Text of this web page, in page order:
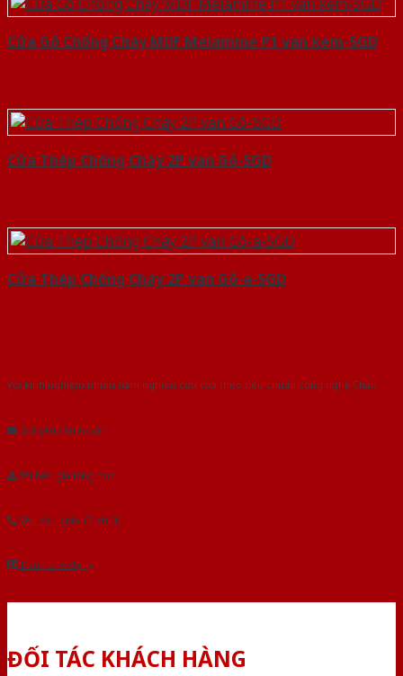
Cửa Gỗ Chống Cháy MDF Melamine P1 van kem-SGD
Cửa Thép Chống Cháy 2P van Gỗ-SGD
Cửa Thép Chống Cháy 2P van Gỗ-a-SGD
Với kinh nghiệm nhiêu năm nghiên cứu cửa theo tiêu chuẩn công nghệ Châu
Gửi yêu cầu tư vấn
Tải báo giá tổng hợp
Yêu cầu gọi lại (3 phút)
Dành cho đại lý
ĐỐI TÁC KHÁCH HÀNG